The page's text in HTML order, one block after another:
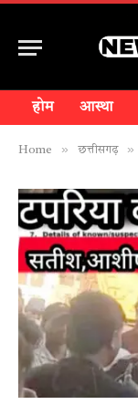
होम आस्था
Home » छत्तीसगढ़ »